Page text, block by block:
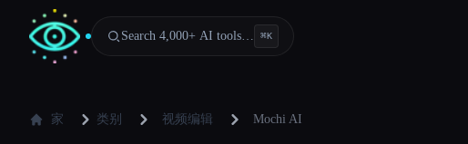
Search 4,000+ AI tools… ⌘K
家 类别 视频编辑 Mochi AI